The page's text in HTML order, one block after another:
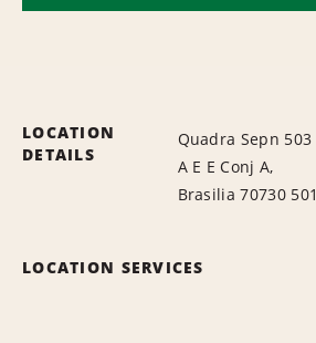
LOCATION
DETAILS
Quadra Sepn 503
A E E Conj A,
Brasilia 70730
LOCATION SERVICES